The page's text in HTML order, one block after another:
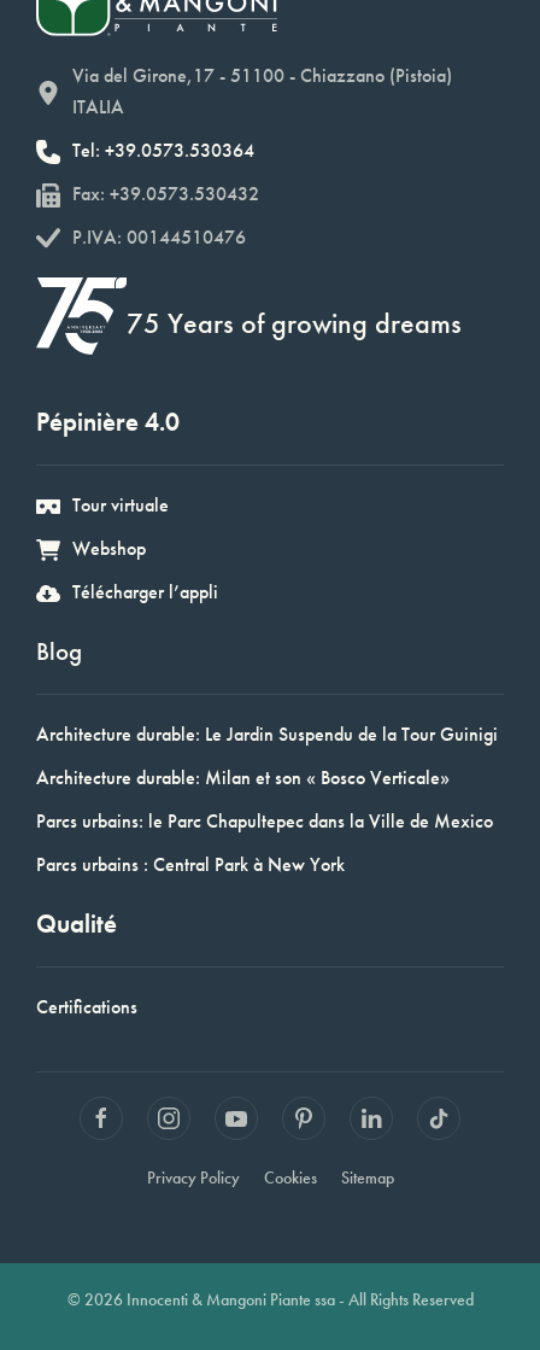
Via del Girone,17 - 51100 - Chiazzano (Pistoia)
ITALIA
Tel: +39.0573.530364
Fax: +39.0573.530432
P.IVA: 00144510476
75 Years of growing dreams
Pépinière 4.0
Tour virtuale
Webshop
Télécharger l’appli
Blog
Architecture durable: Le Jardin Suspendu de la Tour Guinigi
Architecture durable: Milan et son « Bosco Verticale»
Parcs urbains: le Parc Chapultepec dans la Ville de Mexico
Parcs urbains : Central Park à New York
Qualité
Certifications
Privacy Policy Cookies Sitemap
© 2026 Innocenti & Mangoni Piante ssa - All Rights Reserved